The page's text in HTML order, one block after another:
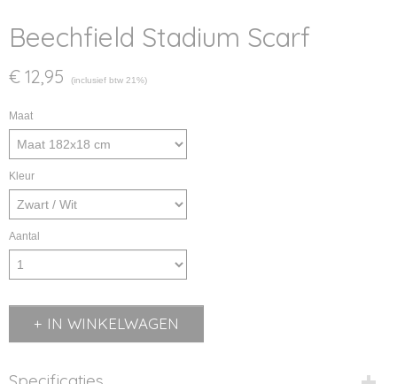
Beechfield Stadium Scarf
€ 12,95 (inclusief btw 21%)
Maat
Kleur
Aantal
IN WINKELWAGEN